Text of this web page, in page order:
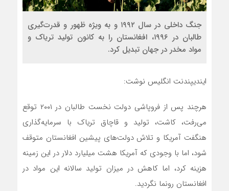
جنگ داخلی در سال ۱۹۹۲ و به ویژه ظهور و قدرت‌گیری
طالبان در ۱۹۹۶، افغانستان را به کانون تولید تریاک و
مواد مخدر در جهان تبدیل کرد.
ایندیپندنت انگلیس نوشت:
هرچند پس از فروپاشی دولت نخست طالبان در ۲۰۰۱ توقع
می‌رفت، کاشت، تولید و قاچاق تریاک با سرمایه‌گذاری
هنگفت آمریکا و تلاش دولت‌های پیشین افغانستان متوقف
شود، اما با وجودی که آمریکا هشت میلیارد دلار در این زمینه
هزینه کرد، اما کاهش در میزان تولید سالانه این مواد در
افغانستان رونما نگردید.